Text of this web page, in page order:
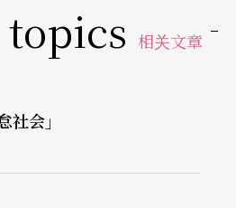
自然沟通的「梦兆」文化。
了复杂的含义，不仅是在现
括自我重塑和原民历史意
看到他选择的是一截粗壮
躯干的长度，却比他的身
有电锯行过的切痕和凹
相关文章
社会」